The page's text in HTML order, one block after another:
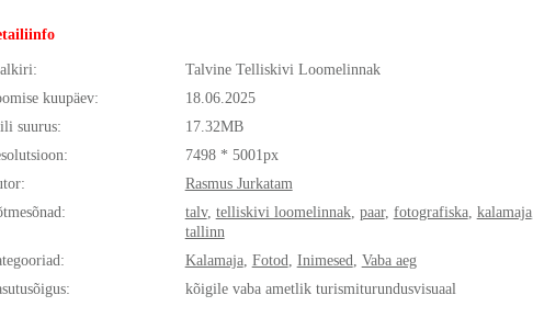
Talvine Telliskivi Loomelinnak
kuupäev:
18.06.2025
suurus:
17.32MB
7498 * 5001px
Rasmus Jurkatam
talv, telliskivi loomelinnak, paar, fotografiska, kalamaja,
tallinn
Kalamaja, Fotod Inimesed Vaba aeg
kõigile vaba ametlik turismiturundusvisuaal